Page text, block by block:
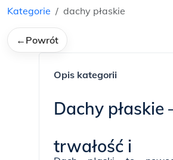
Kategorie dachy płaskie
← Powrót
Opis kategorii
Dachy płaskie
trwałość i